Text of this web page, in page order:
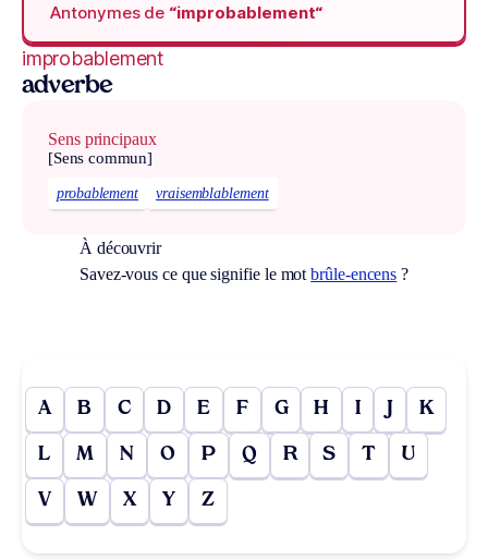
Antonymes de “improbablement“
improbablement
adverbe
Sens principaux
[Sens commun]
probablement vraisemblablement
À découvrir
Savez-vous ce que signifie le motbrûle-encens ?
A B C D E F G H I J K
L M N O P Q R S T U
V W X Y Z